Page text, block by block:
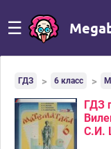
☰
ГДЗ 6 класс
ГДЗ
С.И.